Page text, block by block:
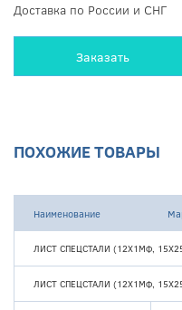
Доставка по России и СНГ
Заказать
ПОХОЖИЕ ТОВАРЫ
Наименование
ЛИСТ СПЕЦСТАЛИ (12Х1МФ,
ЛИСТ СПЕЦСТАЛИ (12Х1МФ,